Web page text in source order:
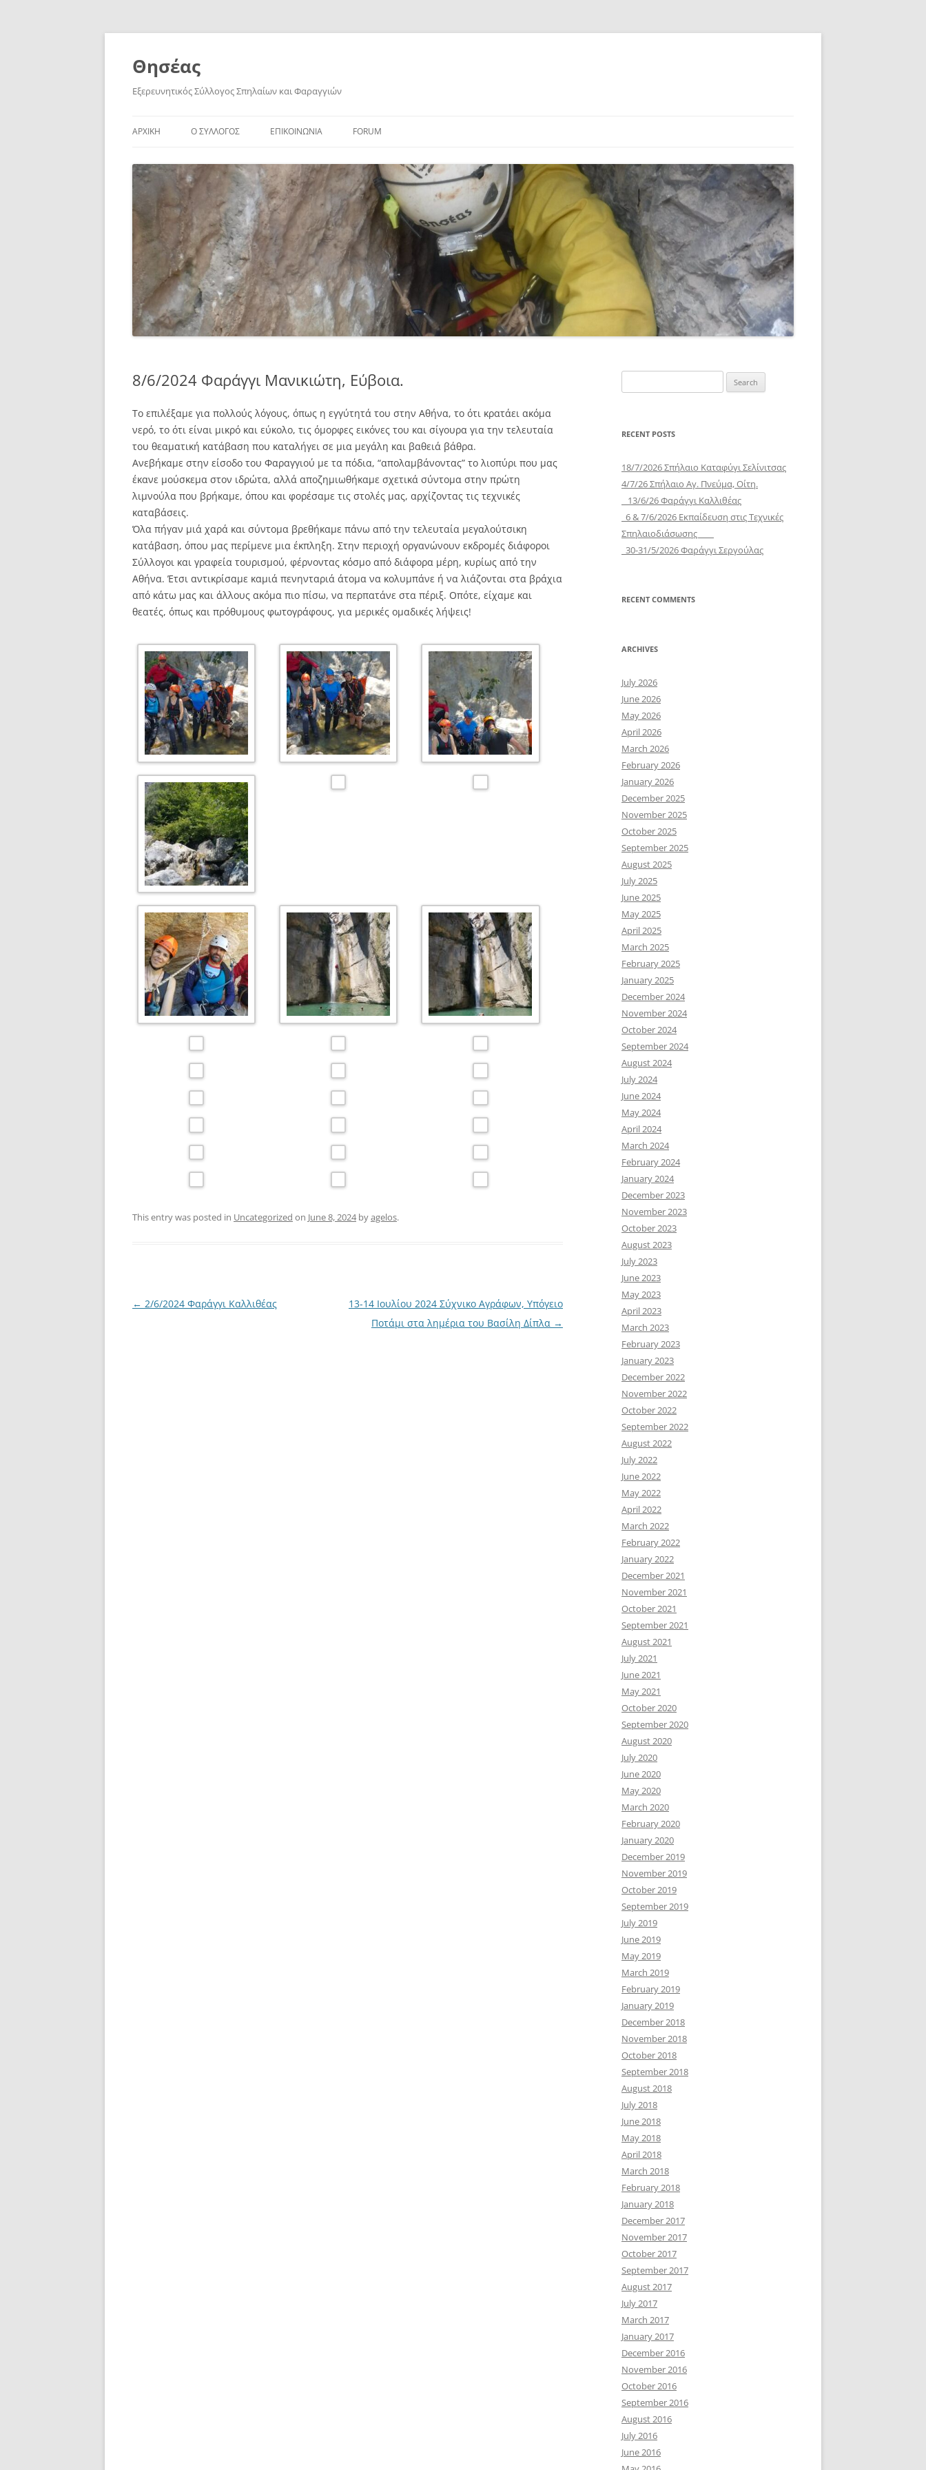
Skip
Θησέας
Εξερευνητικός Σύλλογος Σπηλαίων και Φαραγγιών
ΑΡΧΙΚΗ Ο ΣΥΛΛΟΓΟΣ ΕΠΙΚΟΙΝΩΝΙΑ FORUM
8/6/2024 Φαράγγι Μανικιώτη, Εύβοια.
Το επιλέξαμε για πολλούς λόγους, όπως η εγγύτητά του στην Αθήνα, το ότι κρατάει ακόμα
νερό, το ότι είναι μικρό και εύκολο, τις όμορφες εικόνες του και σίγουρα για την τελευταία
του θεαματική κατάβαση που καταλήγει σε μια μεγάλη και βαθειά βάθρα.
Ανεβήκαμε στην είσοδο του Φαραγγιού με τα πόδια, “απολαμβάνοντας” το λιοπύρι που μας
έκανε μούσκεμα στον ιδρώτα, αλλά αποζημιωθήκαμε σχετικά σύντομα στην πρώτη
λιμνούλα που βρήκαμε, όπου και φορέσαμε τις στολές μας, αρχίζοντας τις τεχνικές
καταβάσεις.
Όλα πήγαν μιά χαρά και σύντομα βρεθήκαμε πάνω από την τελευταία μεγαλούτσικη
κατάβαση, όπου μας περίμενε μια έκπληξη. Στην περιοχή οργανώνουν εκδρομές διάφοροι
Σύλλογοι και γραφεία τουρισμού, φέρνοντας κόσμο από διάφορα μέρη, κυρίως από την
Αθήνα. Έτσι αντικρίσαμε καμιά πενηνταριά άτομα να κολυμπάνε ή να λιάζονται στα βράχια
από κάτω μας και άλλους ακόμα πιο πίσω, να περπατάνε στα πέριξ. Οπότε, είχαμε και
θεατές, όπως και πρόθυμους φωτογράφους, για μερικές ομαδικές λήψεις!
This entry was posted in Uncategorized on June 8, 2024byagelos.
Post
← 2/6/2024 Φαράγγι Καλλιθέας
13-14 Ιουλίου 2024 Σύχνικο Αγράφων, Υπόγειο
Ποτάμι στα λημέρια του Βασίλη Δίπλα →
for:
RECENT POSTS
18/7/2026 Σπήλαιο Καταφύγι Σελίνιτσας
4/7/26 Σπήλαιο Αγ. Πνεύμα, Οίτη.
13/6/26 Φαράγγι Καλλιθέας
6 & 7/6/2026 Εκπαίδευση στις Τεχνικές
Σπηλαιοδιάσωσης
30-31/5/2026 Φαράγγι Σεργούλας
RECENT COMMENTS
ARCHIVES
July 2026
June 2026
May 2026
April 2026
March 2026
February 2026
January 2026
December 2025
November 2025
October 2025
September 2025
August 2025
July 2025
June 2025
May 2025
April 2025
March 2025
February 2025
January 2025
December 2024
November 2024
October 2024
September 2024
August 2024
July 2024
June 2024
May 2024
April 2024
March 2024
February 2024
January 2024
December 2023
November 2023
October 2023
August 2023
July 2023
June 2023
May 2023
April 2023
March 2023
February 2023
January 2023
December 2022
November 2022
October 2022
September 2022
August 2022
July 2022
June 2022
May 2022
April 2022
March 2022
February 2022
January 2022
December 2021
November 2021
October 2021
September 2021
August 2021
July 2021
June 2021
May 2021
October 2020
September 2020
August 2020
July 2020
June 2020
May 2020
March 2020
February 2020
January 2020
December 2019
November 2019
October 2019
September 2019
July 2019
June 2019
May 2019
March 2019
February 2019
January 2019
December 2018
November 2018
October 2018
September 2018
August 2018
July 2018
June 2018
May 2018
April 2018
March 2018
February 2018
January 2018
December 2017
November 2017
October 2017
September 2017
August 2017
July 2017
March 2017
January 2017
December 2016
November 2016
October 2016
September 2016
August 2016
July 2016
June 2016